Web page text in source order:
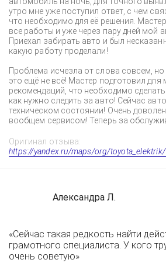
утро мне уже поступил ответ, с чем
что необходимо для её решения.
все работы и уже через пару дней мой
Приехал забирать авто и был
какую работу проделали!
Проблема исчезла от слова совсем, но
это ещё не всё! Мастер подготовил для
рекомендаций, что необходимо
как нужно следить за авто! Сейчас
техническом состоянии! Очень
вообщем сервисом! Теперь за
Оригинал отзыва:
https://yandex.ru/maps/org/
Александра Л.
«Сейчас такая редкость найти
грамотного специалиста. У кого
очень советую»